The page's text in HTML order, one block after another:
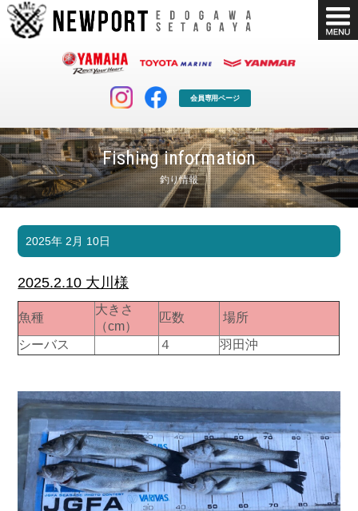
会員専用ページ
Fishing information
釣り情報
マリンクラブ
マリンライフを堪能したい！
ボート販売
ボート免許
長年の実績と信頼！
店舗情報 公式ブログ
Contact us Company
採用情報
Recruit
リンク集
Link
2025年 2月 10日
2025.2.10 大川様
魚種
大きさ
（cm）
匹数
場所
シーバス
４ 羽田沖